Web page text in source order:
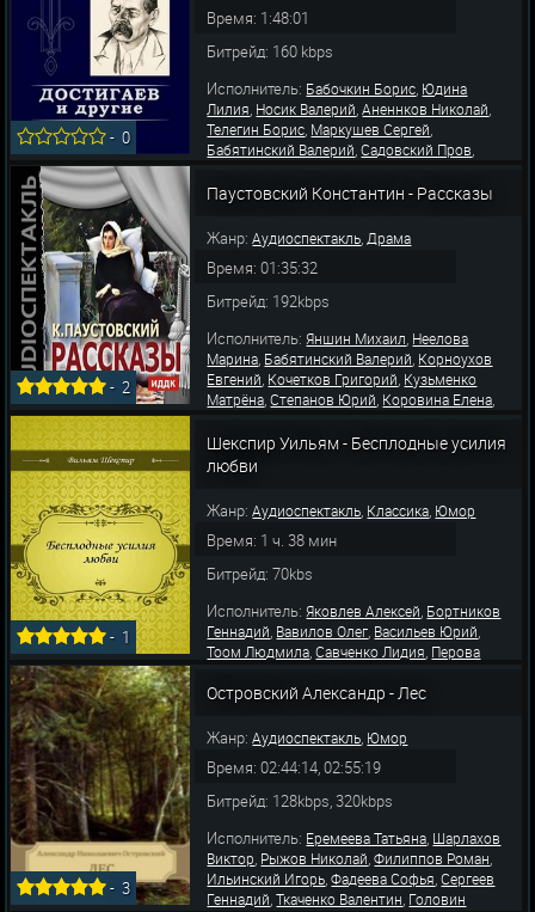
-0
Время: 1:48:01
Битрейд: 160 kbps
Исполнитель: Бабочкин Борис, Юдина
Лилия, Носик Валерий,Аненнков Николай,
Телегин Борис, Маркушев Сергей,
Бабятинский Валерий,Садовский Пров,
Сергей,Сергеев Геннадий,Щербинина
Торчинска
-2
Паустовский Константин - Рассказы
Жанр:Аудиоспектакль,Драма
Время: 01:35:32
Битрейд: 192kbps
Исполнитель:Яншин Михаил, Неелова
Марина, Бабятинский Валерий, Корноухов
Евгений, Кочетков Григорий, Кузьменко
Матрёна,Степанов Юрий, Коровина Елена,
Покровский Владимир,Ульянов Михаил,
Борисов Александр
- 1
Шекспир Уильям - Бесплодные усилия
любви
Жанр:Аудиоспектакль, Классика, Юмор
Время: 1 ч. 38 мин
Битрейд: 70kbs
Исполнитель:Яковлев Алексей, Бортников
Геннадий, Вавилов Олег, Васильев Юрий,
Тоом Людмила,Савченко Лидия, Перова
Ширяев Андрей,Бабятинский Валерий
Александр,Смоктуновский Иннокентий
-3
Островский Александр - Лес
Жанр:Аудиоспектакль, Юмор
Время: 02:44:14, 02:55:19
Битрейд: 128kbps, 320kbps
Исполнитель: Еремеева Татьяна, Шарлахов
Виктор, Рыжов Николай,Филиппов Роман,
Ильинский Игорь,Фадеева Софья,Сергеев
Геннадий,Ткаченко Валентин, Головин